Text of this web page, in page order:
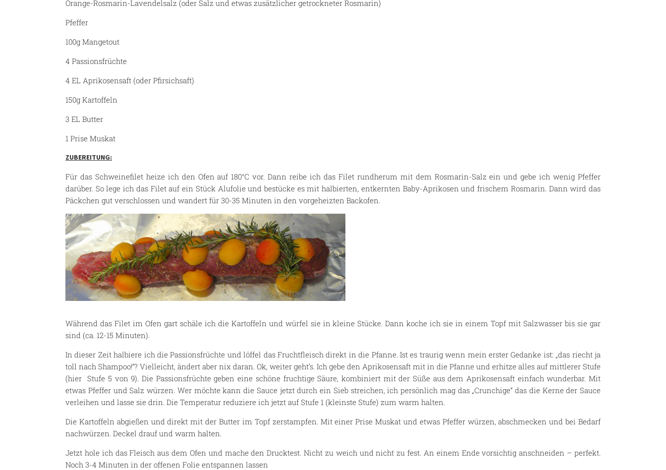
Orange-Rosmarin-Lavendelsalz (oder Salz und etwas zusätzlicher getrockneter Rosmarin)
Pfeffer
100g Mangetout
4 Passionsfrüchte
4 EL Aprikosensaft (oder Pfirsichsaft)
150g Kartoffeln
3 EL Butter
1 Prise Muskat
ZUBEREITUNG:
Für das Schweinefilet heize ich den Ofen auf 180°C vor. Dann reibe ich das Filet rundherum mit dem Rosmarin-Salz ein und gebe ich wenig Pfeffer
darüber. So lege ich das Filet auf ein Stück Alufolie und bestücke es mit halbierten, entkernten Baby-Aprikosen und frischem Rosmarin. Dann wird das
Päckchen gut verschlossen und wandert für 30-35 Minuten in den vorgeheizten Backofen.
Während das Filet im Ofen gart schäle ich die Kartoffeln und würfel sie in kleine Stücke. Dann koche ich sie in einem Topf mit Salzwasser bis sie gar
sind (ca. 12-15 Minuten).
In dieser Zeit halbiere ich die Passionsfrüchte und löffel das Fruchtfleisch direkt in die Pfanne. Ist es traurig wenn mein erster Gedanke ist: „das riecht ja
toll nach Shampoo!“? Vielleicht, ändert aber nix daran. Ok, weiter geht’s. Ich gebe den Aprikosensaft mit in die Pfanne und erhitze alles auf mittlerer Stufe
(hier Stufe 5 von 9). Die Passionsfrüchte geben eine schöne fruchtige Säure, kombiniert mit der Süße aus dem Aprikosensaft einfach wunderbar. Mit
etwas Pfeffer und Salz würzen. Wer möchte kann die Sauce jetzt durch ein Sieb streichen, ich persönlich mag das „Crunchige“ das die Kerne der Sauce
verleihen und lasse sie drin. Die Temperatur reduziere ich jetzt auf Stufe 1 (kleinste Stufe) zum warm halten.
Die Kartoffeln abgießen und direkt mit der Butter im Topf zerstampfen. Mit einer Prise Muskat und etwas Pfeffer würzen, abschmecken und bei Bedarf
nachwürzen. Deckel drauf und warm halten.
Jetzt hole ich das Fleisch aus dem Ofen und mache den Drucktest. Nicht zu weich und nicht zu fest. An einem Ende vorsichtig anschneiden – perfekt.
Noch 3-4 Minuten in der offenen Folie entspannen lassen